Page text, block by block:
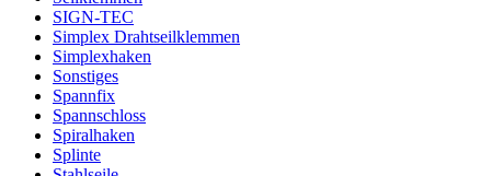
SIGN-TEC
Simplex Drahtseilklemmen
Simplexhaken
Sonstiges
Spannfix
Spannschloss
Spiralhaken
Splinte